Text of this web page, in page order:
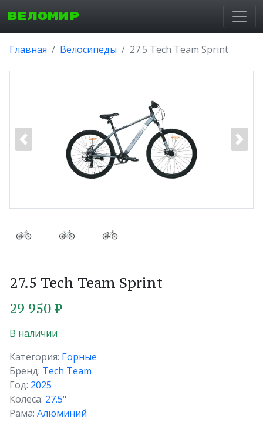
ВЕЛОМИР
Главная Велосипеды 27.5 Tech Team Sprint
27.5 Tech Team Sprint
29 950 ₽
В наличии
Категория: Горные
Бренд: Tech Team
Год: 2025
Колеса: 27.5"
Рама: Алюминий